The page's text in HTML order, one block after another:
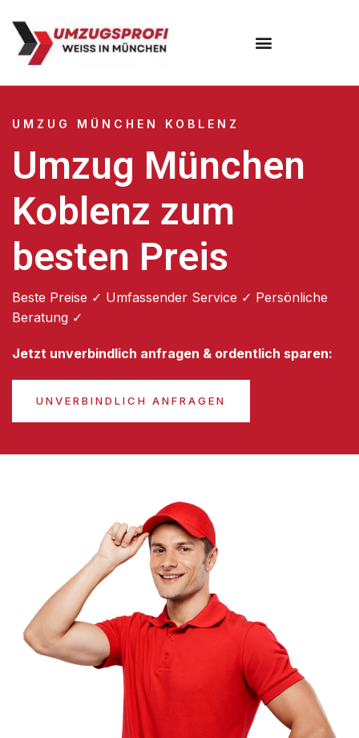
UMZUG MÜNCHEN KOBLENZ
Umzug München
Koblenz zum
besten Preis
Beste Preise ✓ Umfassender Service ✓ Persönliche
Beratung ✓
Jetzt unverbindlich anfragen & ordentlich sparen:
UNVERBINDLICH ANFRAGEN